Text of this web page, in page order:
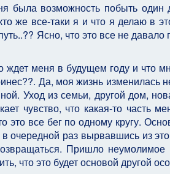
возможность побыть один
же все-таки я и что я делаю в
Ясно, что это все не
меня в будущем году и что
Да, моя жизнь изменилась
Уход из семьи, другой дом,
чувство, что какая-то часть
это все бег по одному кругу.
очередной раз вырвавшись из
Пришло
что это будет основой другой